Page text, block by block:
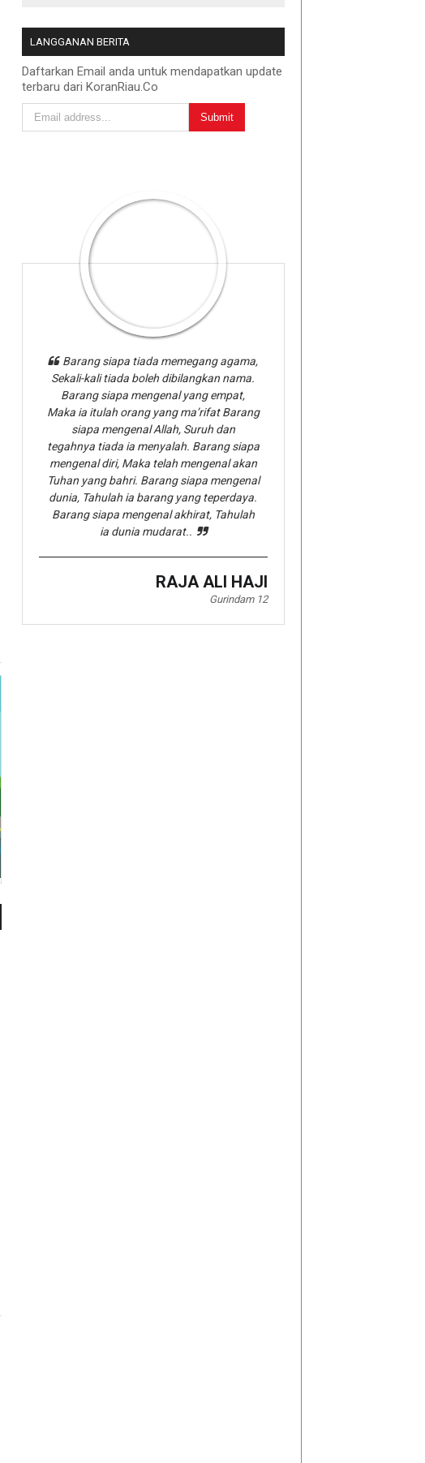
LANGGANAN BERITA
Daftarkan Email anda untuk mendapatkan update
terbaru dari KoranRiau.Co
Barang siapa tiada memegang agama,
Sekali-kali tiada boleh dibilangkan nama.
Barang siapa mengenal yang empat,
Maka ia itulah orang yang ma’rifat Barang
siapa mengenal Allah, Suruh dan
tegahnya tiada ia menyalah. Barang siapa
mengenal diri, Maka telah mengenal akan
Tuhan yang bahri. Barang siapa mengenal
dunia, Tahulah ia barang yang teperdaya.
Barang siapa mengenal akhirat, Tahulah
ia dunia mudarat..
RAJA ALI HAJI
Gurindam 12